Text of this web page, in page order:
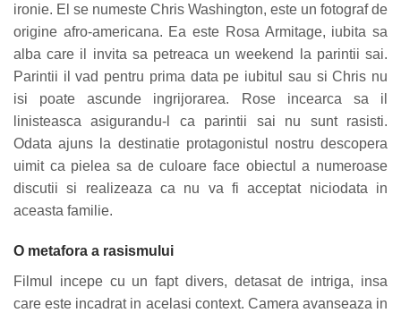
ironie. El se numeste Chris Washington, este un fotograf de
origine afro-americana. Ea este Rosa Armitage, iubita sa
alba care il invita sa petreaca un weekend la parintii sai.
Parintii il vad pentru prima data pe iubitul sau si Chris nu
isi poate ascunde ingrijorarea. Rose incearca sa il
linisteasca asigurandu-l ca parintii sai nu sunt rasisti.
Odata ajuns la destinatie protagonistul nostru descopera
uimit ca pielea sa de culoare face obiectul a numeroase
discutii si realizeaza ca nu va fi acceptat niciodata in
aceasta familie.
O metafora a rasismului
Filmul incepe cu un fapt divers, detasat de intriga, insa
care este incadrat in acelasi context. Camera avanseaza in